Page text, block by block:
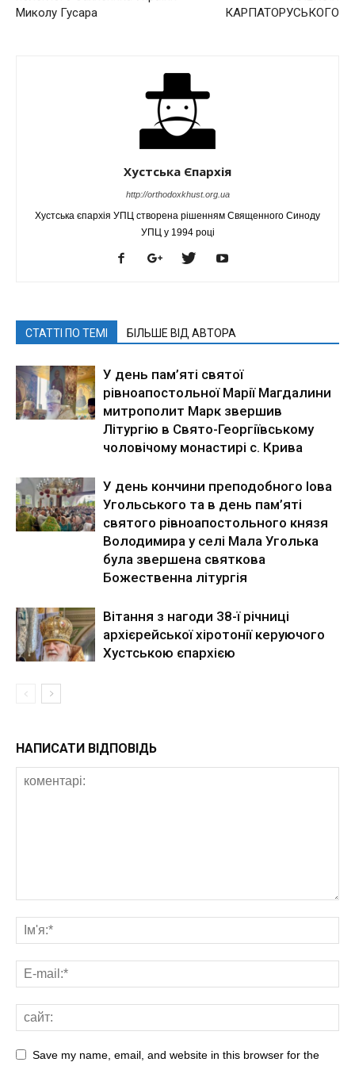
Миколу Гусара
КАРПАТОРУСЬКОГО
Хустська Єпархія
http://orthodoxkhust.org.ua
Хустська єпархія УПЦ створена рішенням Священного Синоду
УПЦ у 1994 році
СТАТТІ ПО ТЕМІ БІЛЬШЕ ВІД АВТОРА
У день пам’яті святої
рівноапостольної Марії Магдалини
митрополит Марк звершив
Літургію в Свято-Георгіївському
чоловічому монастирі с. Крива
У день кончини преподобного Іова
Угольського та в день пам’яті
святого рівноапостольного князя
Володимира у селі Мала Уголька
була звершена святкова
Божественна літургія
Вітання з нагоди 38-ї річниці
архієрейської хіротонії керуючого
Хустською єпархією
НАПИСАТИ ВІДПОВІДЬ
Save my name, email, and website in this browser for the